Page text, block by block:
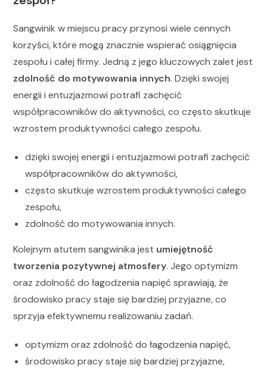
Sangwinik w miejscu pracy przynosi wiele cennych
korzyści, które mogą znacznie wspierać osiągnięcia
zespołu i całej firmy. Jedną z jego kluczowych zalet jest
zdolność do motywowania innych. Dzięki swojej
energii i entuzjazmowi potrafi zachęcić
współpracowników do aktywności, co często skutkuje
wzrostem produktywności całego zespołu.
dzięki swojej energii i entuzjazmowi potrafi zachęcić
współpracowników do aktywności,
często skutkuje wzrostem produktywności całego
zespołu,
zdolność do motywowania innych.
Kolejnym atutem sangwinika jest umiejętność
tworzenia pozytywnej atmosfery. Jego optymizm
oraz zdolność do łagodzenia napięć sprawiają, że
środowisko pracy staje się bardziej przyjazne, co
sprzyja efektywnemu realizowaniu zadań.
optymizm oraz zdolność do łagodzenia napięć,
środowisko pracy staje się bardziej przyjazne,